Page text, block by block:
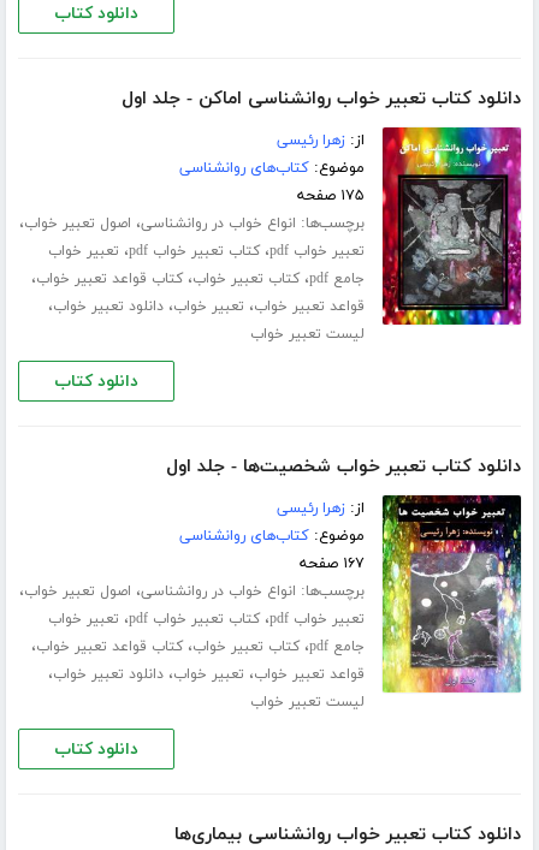
دانلود کتاب
دانلود کتاب تعبیر خواب روانشناسی اماکن - جلد اول
از:زهرا رئیسی
موضوع:کتاب‌های روانشناسی
۱۷۵ صفحه
برچسب‌ها: انواع خواب در روانشناسی، اصول تعبیر خواب،
تعبیر خواب pdf ،کتاب تعبیر خواب pdf ، تعبیر خواب
جامع pdf
،کتاب تعبیر خواب،کتاب قواعد تعبیر خواب،
قواعد تعبیر خواب، تعبیر خواب،دانلود تعبیر خواب،
لیست تعبیر خواب
دانلود کتاب
دانلود کتاب تعبیر خواب شخصیت‌ها - جلد اول
از:زهرا رئیسی
موضوع:کتاب‌های روانشناسی
۱۶۷ صفحه
برچسب‌ها: انواع خواب در روانشناسی، اصول تعبیر خواب،
تعبیر خواب pdf ،کتاب تعبیر خواب pdf ، تعبیر خواب
جامع pdf
،کتاب تعبیر خواب،کتاب قواعد تعبیر خواب،
قواعد تعبیر خواب، تعبیر خواب،دانلود تعبیر خواب،
لیست تعبیر خواب
دانلود کتاب
دانلود کتاب تعبیر خواب روانشناسی بیماری‌ها